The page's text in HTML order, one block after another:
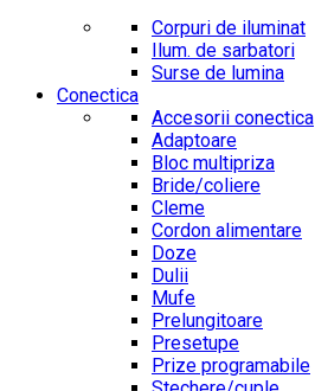
Corpuri de iluminat
Ilum. de sarbatori
Surse de lumina
Conectica
Accesorii conectica
Adaptoare
Bloc multipriza
Bride/coliere
Cleme
Cordon alimentare
Doze
Dulii
Mufe
Prelungitoare
Presetupe
Prize programabile